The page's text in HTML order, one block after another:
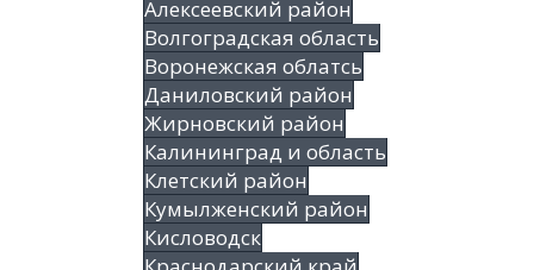
Алексеевский район
Волгоградская облаcть
Воронежская облатсь
Даниловский район
Жирновский район
Калининград и область
Клетский район
Кумылженский район
Кисловодск